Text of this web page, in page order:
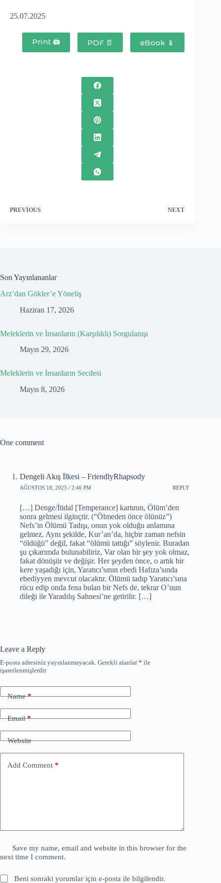
25.07.2025
Print 🖨 PDF 📄 eBook 📱
PREVIOUS NEXT
Son Yayınlananlar
Arz’dan Gökler’e Yöneliş
Haziran 17, 2026
Meleklerin ve İnsanların (Karşılıklı) Sorgulanışı
Mayıs 29, 2026
Meleklerin ve İnsanların Secdesi
Mayıs 8, 2026
One comment
Dengeli Akış İlkesi – FriendlyRhapsody
AĞUSTOS 18, 2025 / 2:46 PM REPLY
[…] Denge/İtidal [Temperance] kartının, Ölüm’den
sonra gelmesi ilginçtir. (“Ölmeden önce ölünüz”)
Nefs’in Ölümü Tadışı, onun yok olduğu anlamına
gelmez. Aynı şekilde, Kur’an’da, hiçbir zaman nefsin
“öldüğü” değil, fakat “ölümü tattığı” söylenir. Buradan
şu çıkarımda bulunabiliriz, Var olan bir şey yok olmaz,
fakat dönüşür ve değişir. Her şeyden önce, o artık bir
kere yaşadığı için, Yaratıcı’sının ebedi Hafıza’sında
ebediyyen mevcut olacaktır. Ölümü tadıp Yaratıcı’sına
rücu edip onda fena bulan bir Nefs de, tekrar O’nun
dileği ile Yaradılış Sahnesi’ne getirilir. […]
Leave a Reply
E-posta adresiniz yayınlanmayacak. Gerekli alanlar* ile
işaretlenmişlerdir
Name*
Email*
Website
Add Comment *
Save my name, email and website in this browser for the
next time I comment.
Beni sonraki yorumlar için e-posta ile bilgilendir.